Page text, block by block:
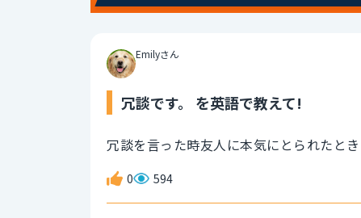
Emilyさん
冗談です。 を英語で教えて!
冗談を言った時友人に本気にとられたと
0 594